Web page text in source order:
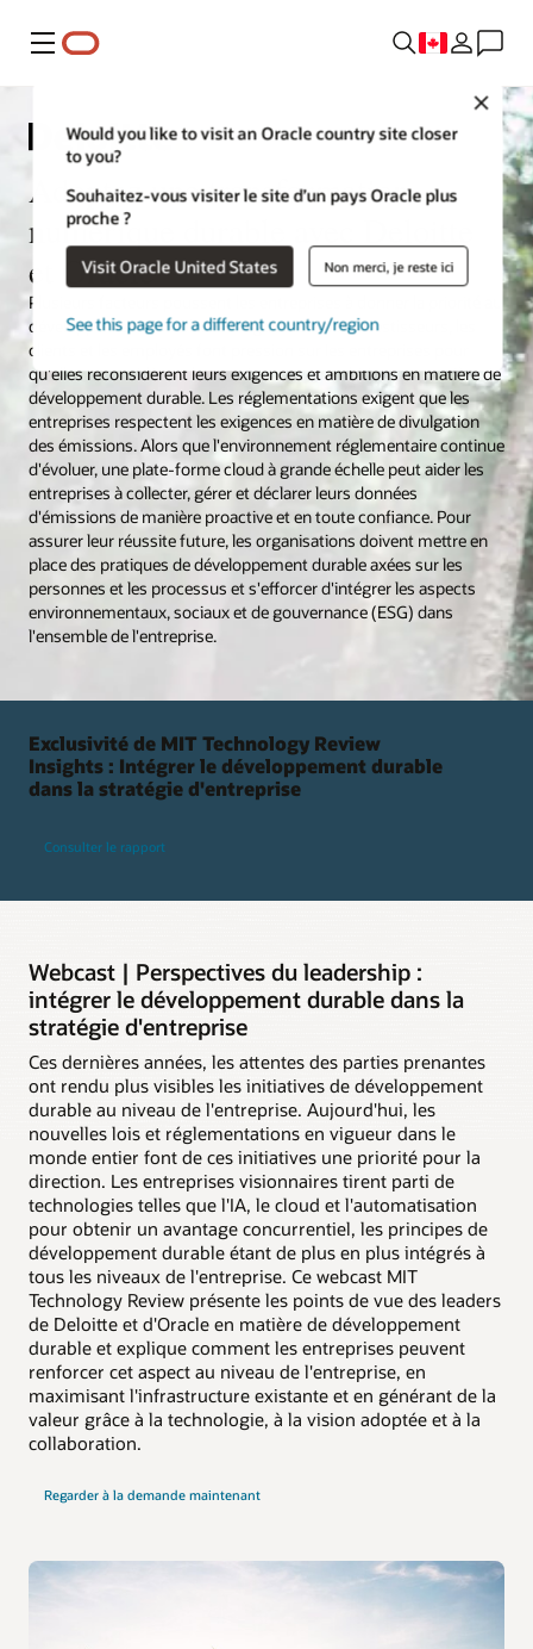
Menu
Close
Would you like to visit an Oracle country site closer
to you?
Souhaitez-vous visiter le site d’un pays Oracle plus
proche ?
Visit Oracle United States Non merci, je reste ici
See this page for a different country/region
Adoptez une transformation
numérique durable avec Deloitte
et Oracle
Plusieurs facteurs poussent les entreprises à donner la priorité au
développement durable. Les régulateurs, les investisseurs, les
clients et les employés font pression sur les entreprises pour
qu'elles reconsidèrent leurs exigences et ambitions en matière de
développement durable. Les réglementations exigent que les
entreprises respectent les exigences en matière de divulgation
des émissions. Alors que l'environnement réglementaire continue
d'évoluer, une plate-forme cloud à grande échelle peut aider les
entreprises à collecter, gérer et déclarer leurs données
d'émissions de manière proactive et en toute confiance. Pour
assurer leur réussite future, les organisations doivent mettre en
place des pratiques de développement durable axées sur les
personnes et les processus et s'efforcer d'intégrer les aspects
environnementaux, sociaux et de gouvernance (ESG) dans
l'ensemble de l'entreprise.
Exclusivité de MIT Technology Review
Insights : Intégrer le développement durable
dans la stratégie d'entreprise
Consulter le rapport
Webcast | Perspectives du leadership :
intégrer le développement durable dans la
stratégie d'entreprise
Ces dernières années, les attentes des parties prenantes
ont rendu plus visibles les initiatives de développement
durable au niveau de l'entreprise. Aujourd'hui, les
nouvelles lois et réglementations en vigueur dans le
monde entier font de ces initiatives une priorité pour la
direction. Les entreprises visionnaires tirent parti de
technologies telles que l'IA, le cloud et l'automatisation
pour obtenir un avantage concurrentiel, les principes de
développement durable étant de plus en plus intégrés à
tous les niveaux de l'entreprise. Ce webcast MIT
Technology Review présente les points de vue des leaders
de Deloitte et d'Oracle en matière de développement
durable et explique comment les entreprises peuvent
renforcer cet aspect au niveau de l'entreprise, en
maximisant l'infrastructure existante et en générant de la
valeur grâce à la technologie, à la vision adoptée et à la
collaboration.
Regarder à la demande maintenant